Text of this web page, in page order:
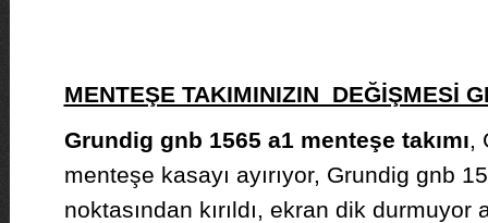
MENTEŞE TAKIMINIZIN DEĞİŞMESİ
Grundig gnb 1565 a1 menteşe takımı,
menteşe kasayı ayırıyor, Grundig gnb
noktasından kırıldı, ekran dik